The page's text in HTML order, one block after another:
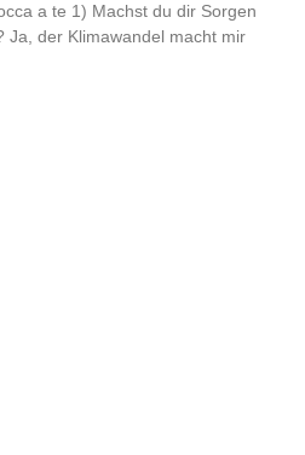
a te 1) Machst du dir Sorgen
Ja, der Klimawandel macht mir